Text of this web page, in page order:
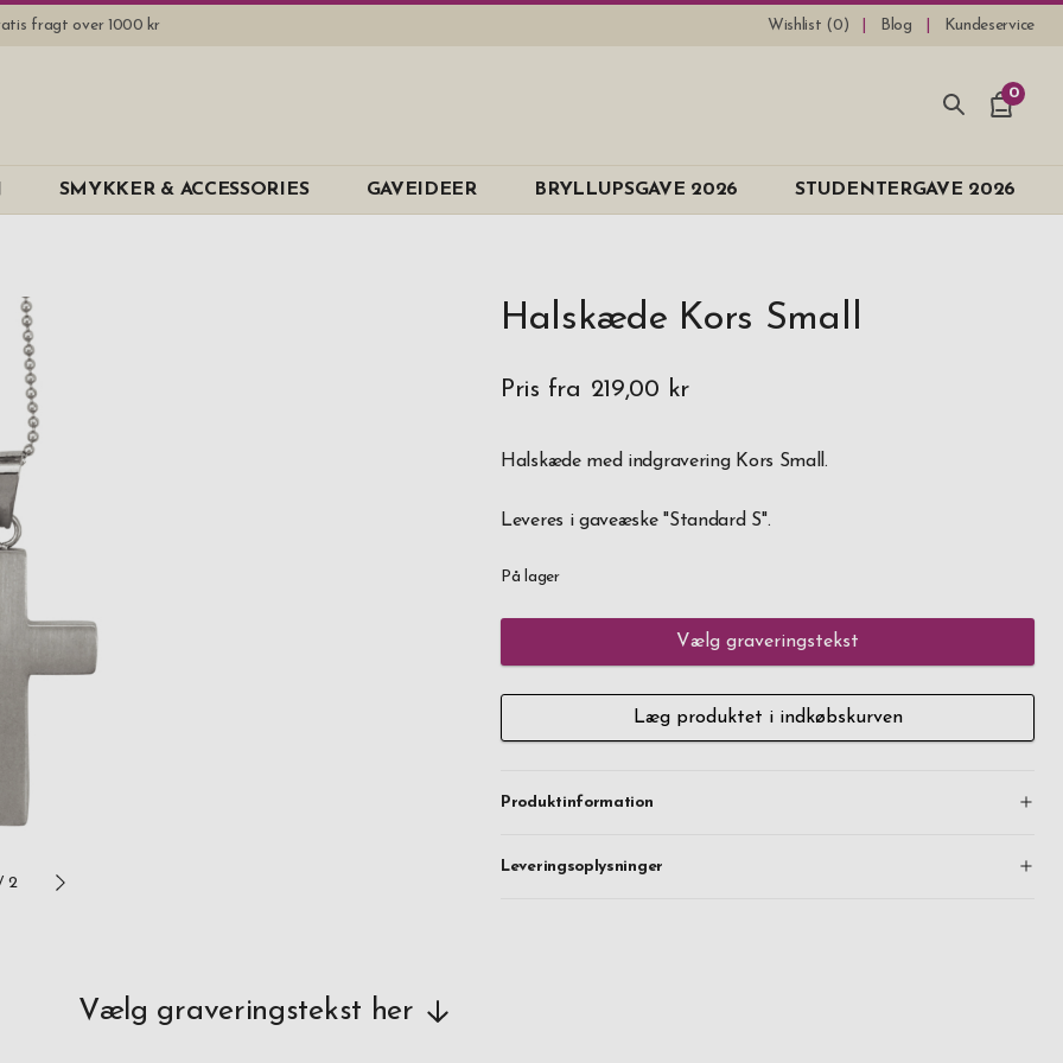
fragt over 1000 kr Wishlist (0) Blog Kundeservice
0
SMYKKER & ACCESSORIES GAVEIDEER BRYLLUPSGAVE 2026 STUDENTERGAVE 2026
2
Halskæde Kors Small
Pris fra 219,00 kr
Halskæde med indgravering Kors Small.
Leveres i gaveæske "Standard S".
På lager
Vælg graveringstekst
Læg produktet i indkøbskurven
Produktinformation
Leveringsoplysninger
Vælg graveringstekst her